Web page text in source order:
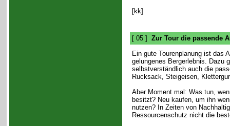
[kk]
[ 05 ] Zur Tour die passende
Ein gute Tourenplanung ist das
gelungenes Bergerlebnis. Dazu
selbstverständlich auch die
Rucksack, Steigeisen,
Aber Moment mal: Was tun,
besitzt? Neu kaufen, um ihn
nutzen? In Zeiten von
Ressourcenschutz nicht die